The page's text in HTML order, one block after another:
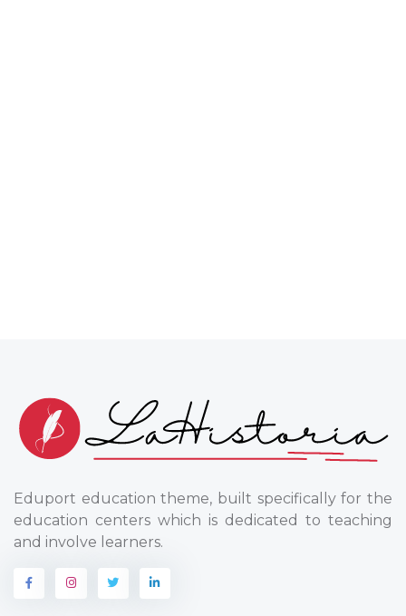
Eduport education theme, built specifically for the
education centers which is dedicated to teaching
and involve learners.